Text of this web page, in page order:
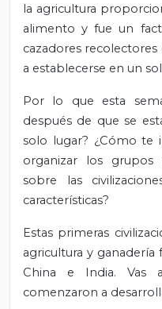
la agricultura
alimento y fue un
cazadores
a establecerse en un
Por lo que esta
después de que se
solo lugar? ¿Cómo te
organizar los grupos
sobre las
características?
Estas primeras
agricultura y
China e India. Vas
comenzaron a